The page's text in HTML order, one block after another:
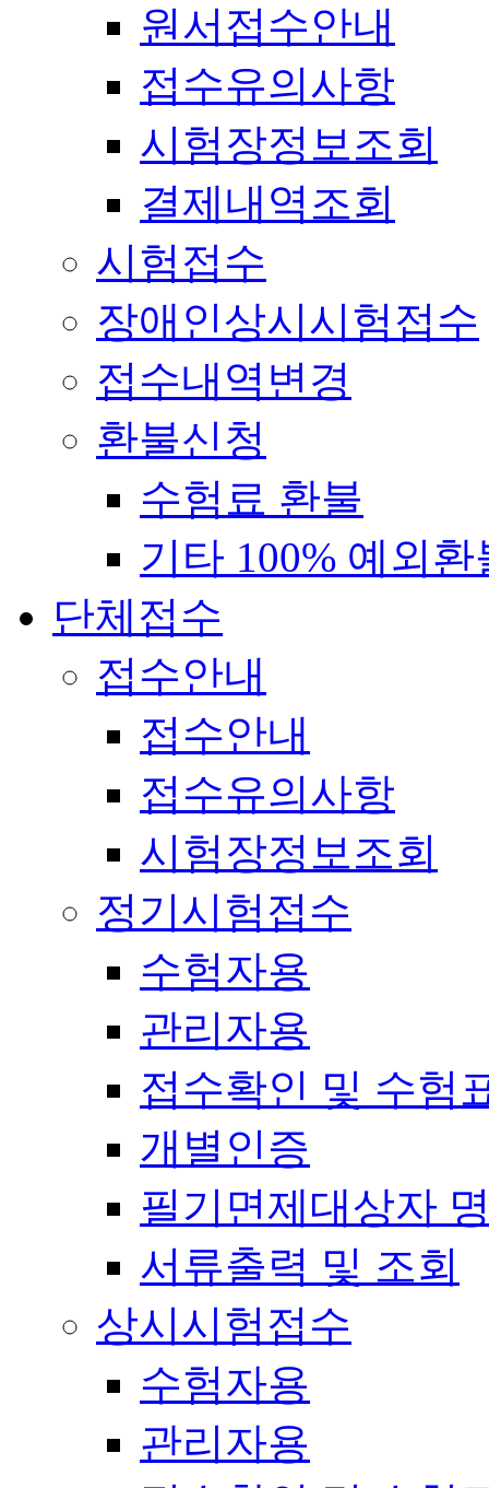
원서접수안내
접수유의사항
시험장정보조회
결제내역조회
시험접수
장애인상시시험접수
접수내역변경
환불신청
수험료 환불
기타 100% 예외환
단체접수
접수안내
접수안내
접수유의사항
시험장정보조회
정기시험접수
수험자용
관리자용
접수확인 및 수험
개별인증
필기면제대상자
서류출력 및 조회
상시시험접수
수험자용
관리자용